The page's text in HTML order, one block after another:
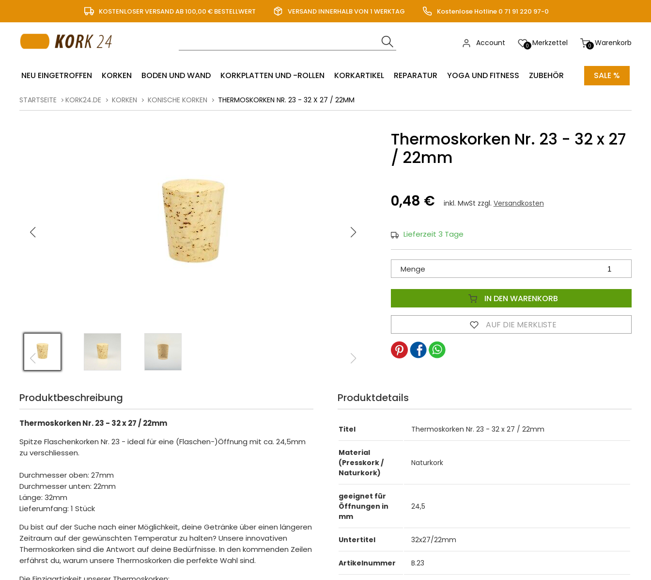
KOSTENLOSER VERSAND AB 100,00 € BESTELLWERT VERSAND INNERHALB VON 1 WERKTAG Kostenlose Hotline 0 71 91 220 97-0
0 Warenkorb
0 Merkzettel
Account
NEU EINGETROFFEN KORKEN BODEN UND WAND KORKPLATTEN UND -ROLLEN KORKARTIKEL REPARATUR YOGA UND FITNESS ZUBEHÖR SALE %
STARTSEITE KORK24.DE KORKEN KONISCHE KORKEN THERMOSKORKEN NR. 23 - 32 X 27 / 22MM
Thermoskorken Nr. 23 - 32 x 27
/ 22mm
0,48 € inkl. MwSt zzgl. Versandkosten
Lieferzeit 3 Tage
Menge
IN DEN WARENKORB
AUF DIE MERKLISTE
Produktbeschreibung
Thermoskorken Nr. 23 - 32 x 27 / 22mm
Spitze Flaschenkorken Nr. 23 - ideal für eine (Flaschen-)Öffnung mit ca. 24,5mm
zu verschliessen.
Durchmesser oben: 27mm
Durchmesser unten: 22mm
Länge: 32mm
Lieferumfang: 1 Stück
Du bist auf der Suche nach einer Möglichkeit, deine Getränke über einen längeren
Zeitraum auf der gewünschten Temperatur zu halten? Unsere innovativen
Thermoskorken sind die Antwort auf deine Bedürfnisse. In den kommenden Zeilen
erfährst du, warum unsere Thermoskorken die perfekte Wahl sind.
Produktdetails
Titel Thermoskorken Nr. 23 - 32 x 27 / 22mm
Material
(Presskork /
Naturkork)
Naturkork
geeignet für
Öffnungen in
mm
24,5
Untertitel 32x27/22mm
Artikelnummer B.23